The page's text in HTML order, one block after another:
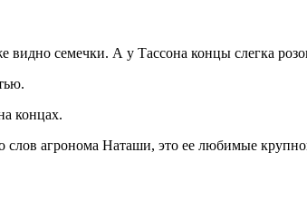
видно семечки. А у Тассона концы слегка
концах.
слов агронома Наташи, это ее любимые